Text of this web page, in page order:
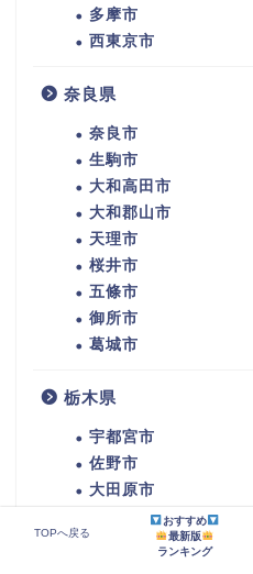
多摩市
西東京市
奈良県
奈良市
生駒市
大和高田市
大和郡山市
天理市
桜井市
五條市
御所市
葛城市
栃木県
宇都宮市
佐野市
大田原市
那須塩原市
TOPへ戻る
おすすめ
最新版
ランキング